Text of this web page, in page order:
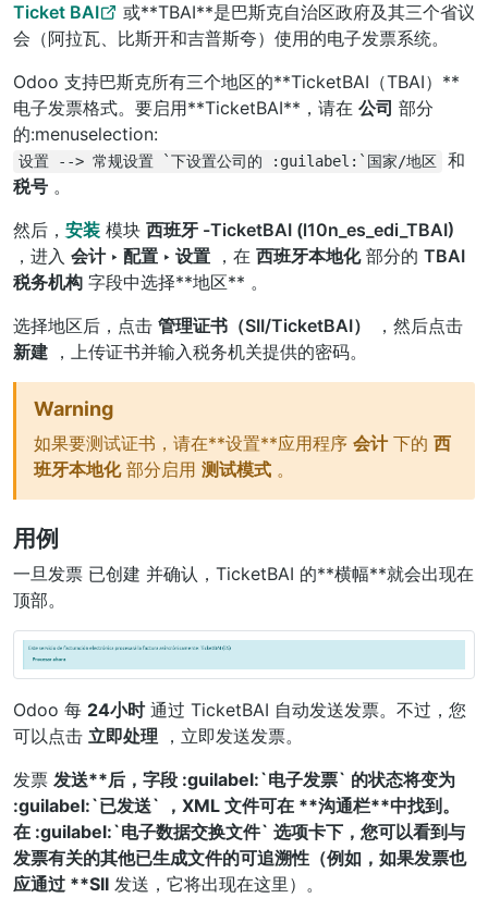
Ticket BAI
或**TBAI**是巴斯克自治区政府及其三个省议
会（阿拉瓦、比斯开和吉普斯夸）使用的电子发票系统。
Odoo 支持巴斯克所有三个地区的**TicketBAI（TBAI）**
电子发票格式。要启用**TicketBAI**，请在 公司 部分
的:menuselection:
设置 --> 常规设置 `下设置公司的 :guilabel:`国家/地区
和
税号 。
然后， 安装 模块 西班牙 -TicketBAI (l10n_es_edi_TBAI)
，进入 会计 ‣ 配置 ‣ 设置 ，在 西班牙本地化部分的 TBAI
税务机构 字段中选择**地区** 。
选择地区后，点击 管理证书（SII/TicketBAI）
，然后点击
新建 ，上传证书并输入税务机关提供的密码。
Warning
如果要测试证书，请在**设置**应用程序 会计下的 西
班牙本地化部分启用 测试模式 。
用例
一旦发票 已创建 并确认，TicketBAI 的**横幅**就会出现在
顶部。
Odoo 每 24小时通过 TicketBAI 自动发送发票。不过，您
可以点击 立即处理 ，立即发送发票。
发票 发送**后，字段 :guilabel:`电子发票` 的状态将变为
:guilabel:`已发送` ，XML 文件可在 **沟通栏**中找到。
在 :guilabel:`电子数据交换文件` 选项卡下，您可以看到与
发票有关的其他已生成文件的可追溯性（例如，如果发票也
应通过 **SII 发送，它将出现在这里）。